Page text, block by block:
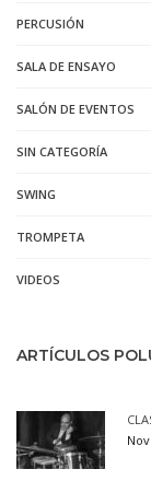
PERCUSIÓN
SALA DE ENSAYO
SALÓN DE EVENTOS
SIN CATEGORÍA
SWING
TROMPETA
VIDEOS
ARTÍCULOS